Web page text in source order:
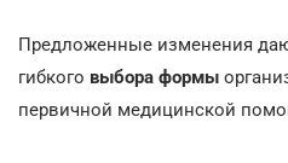
Предложенные изменения
гибкого выбора формы
первичной медицинской